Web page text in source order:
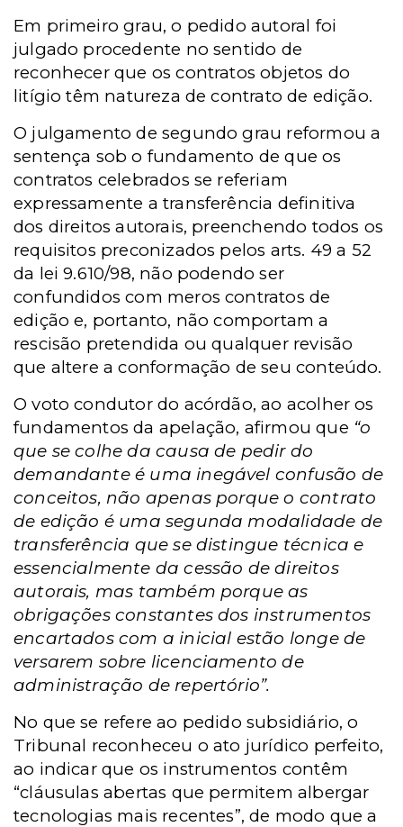
Em primeiro grau, o pedido autoral foi
julgado procedente no sentido de
reconhecer que os contratos objetos do
litígio têm natureza de contrato de edição.
O julgamento de segundo grau reformou a
sentença sob o fundamento de que os
contratos celebrados se referiam
expressamente a transferência definitiva
dos direitos autorais, preenchendo todos os
requisitos preconizados pelos arts. 49 a 52
da lei 9.610/98, não podendo ser
confundidos com meros contratos de
edição e, portanto, não comportam a
rescisão pretendida ou qualquer revisão
que altere a conformação de seu conteúdo.
O voto condutor do acórdão, ao acolher os
fundamentos da apelação, afirmou que “o
que se colhe da causa de pedir do
demandante é uma inegável confusão de
conceitos, não apenas porque o contrato
de edição é uma segunda modalidade de
transferência que se distingue técnica e
essencialmente da cessão de direitos
autorais, mas também porque as
obrigações constantes dos instrumentos
encartados com a inicial estão longe de
versarem sobre licenciamento de
administração de repertório”.
No que se refere ao pedido subsidiário, o
Tribunal reconheceu o ato jurídico perfeito,
ao indicar que os instrumentos contêm
“cláusulas abertas que permitem albergar
tecnologias mais recentes”, de modo que a